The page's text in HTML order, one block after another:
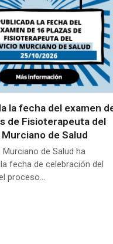
la fecha del examen
de Fisioterapeuta del
de Salud
Murciano de Salud ha
fecha de celebración del
proceso…